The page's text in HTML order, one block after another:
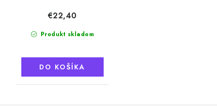
Produkt skladom
€22,40
DO KOŠÍKA